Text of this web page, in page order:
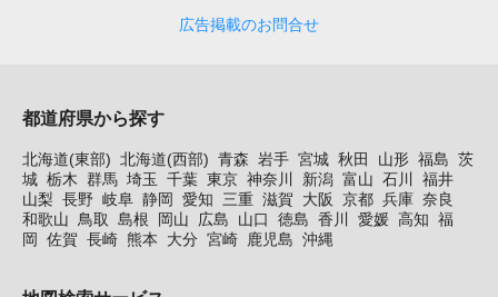
広告掲載のお問合せ
都道府県から探す
北海道(東部) 北海道(西部) 青森 岩手 宮城 秋田 山形 福島 茨
城 栃木 群馬 埼玉 千葉 東京 神奈川 新潟 富山 石川
福井
山梨 長野 岐阜 静岡 愛知 三重 滋賀 大阪 京都 兵庫 奈良
和歌山 鳥取 島根 岡山 広島 山口 徳島 香川 愛媛 高知 福
岡
佐賀 長崎 熊本 大分 宮崎 鹿児島 沖縄